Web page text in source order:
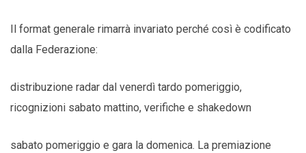
Il format generale rimarrà invariato perché così è codificato
dalla Federazione:
distribuzione radar dal venerdì tardo pomeriggio,
ricognizioni sabato mattino, verifiche e shakedown
sabato pomeriggio e gara la domenica. La premiazione